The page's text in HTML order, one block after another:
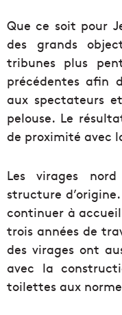
Que ce soit pour
des grands
tribunes plus
précédentes afin
aux spectateurs
pelouse. Le
de proximité avec
Les virages
structure
continuer à
trois années de
des virages ont
avec la
toilettes aux